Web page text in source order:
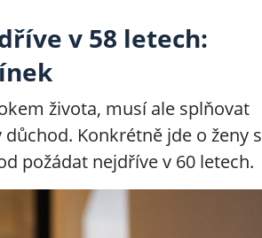
v 58 letech:
života, musí ale splňovat
Konkrétně jde o ženy s
požádat nejdříve v 60 letech.